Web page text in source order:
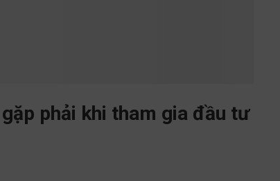
phải khi tham gia đầu tư